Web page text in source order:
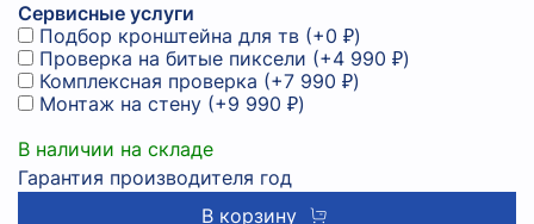
Сервисные услуги
Подбор кронштейна для тв (+0 ₽)
Проверка на битые пиксели (+4 990 ₽)
Комплексная проверка (+7 990 ₽)
Монтаж на стену (+9 990 ₽)
В наличии на складе
Гарантия производителя год
В корзину